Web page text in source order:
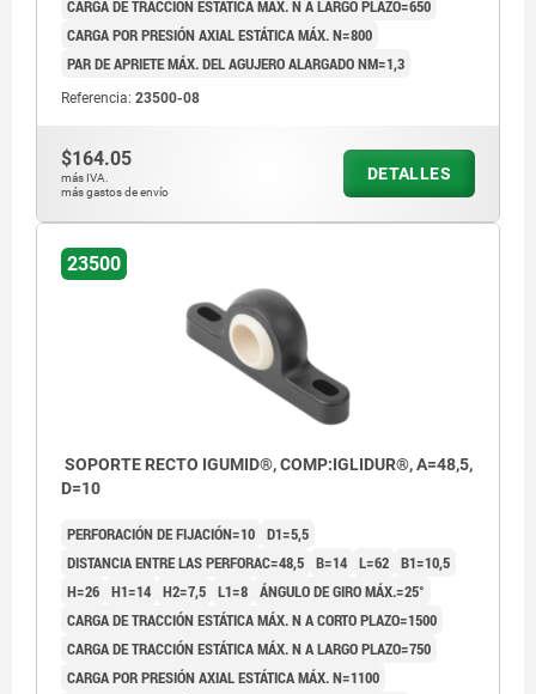
CARGA DE TRACCIÓN ESTÁTICA MÁX. N A LARGO PLAZO=650
CARGA POR PRESIÓN AXIAL ESTÁTICA MÁX. N=800
PAR DE APRIETE MÁX. DEL AGUJERO ALARGADO NM=1,3
Referencia: 23500-08
$164.05
más IVA.
más gastos de envío
DETALLES
23500
SOPORTE RECTO IGUMID®, COMP:IGLIDUR®, A=48,5,
D=10
PERFORACIÓN DE FIJACIÓN=10 D1=5,5
DISTANCIA ENTRE LAS PERFORAC=48,5 B=14 L=62 B1=10,5
H=26 H1=14 H2=7,5 L1=8 ÁNGULO DE GIRO MÁX.=25°
CARGA DE TRACCIÓN ESTÁTICA MÁX. N A CORTO PLAZO=1500
CARGA DE TRACCIÓN ESTÁTICA MÁX. N A LARGO PLAZO=750
CARGA POR PRESIÓN AXIAL ESTÁTICA MÁX. N=1100